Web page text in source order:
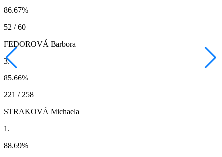
86.67%
52 / 60
FEDOROVÁ Barbora
3.
85.66%
221 / 258
STRAKOVÁ Michaela
1.
88.69%